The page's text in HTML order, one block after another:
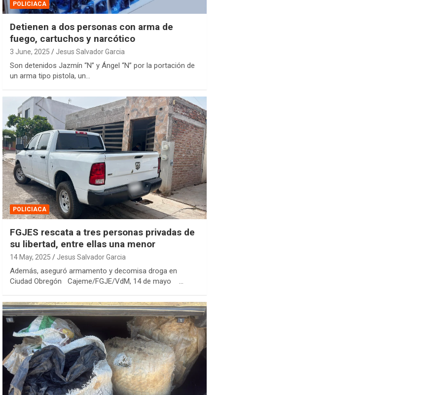
POLICIACA
Detienen a dos personas con arma de
fuego, cartuchos y narcótico
3 June, 2025 Jesus Salvador Garcia
Son detenidos Jazmín “N” y Ángel “N” por la portación de
un arma tipo pistola, un…
POLICIACA
FGJES rescata a tres personas privadas de
su libertad, entre ellas una menor
14 May, 2025 Jesus Salvador Garcia
Además, aseguró armamento y decomisa droga en
Ciudad Obregón Cajeme/FGJE/VdM, 14 de mayo …